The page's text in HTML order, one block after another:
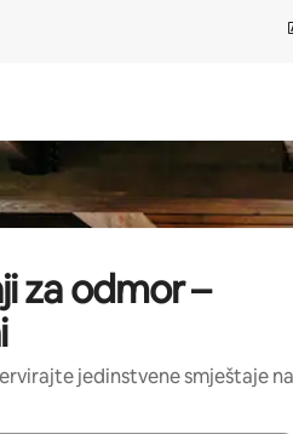
za odmor –
jedinstvene smještaje na